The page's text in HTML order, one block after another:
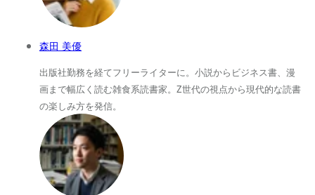
森田 美優
出版社勤務を経てフリーライターに。小説からビジネス書、漫
画まで幅広く読む雑食系読書家。Z世代の視点から現代的な読書
の楽しみ方を発信。